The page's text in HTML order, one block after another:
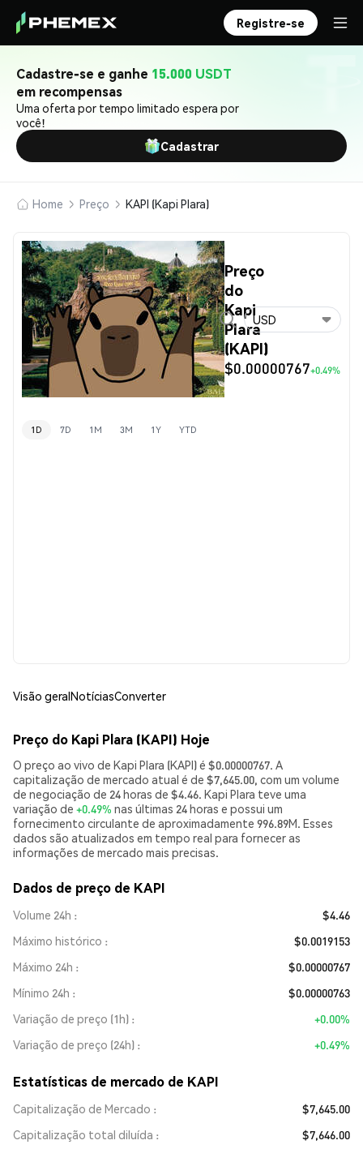
Registre-se
Cadastre-se e ganhe 15.000 USDT
em recompensas
Uma oferta por tempo limitado espera por
você!
Cadastrar
Home Preço KAPI (Kapi Plara)
Preço
do
Kapi
Plara
(KAPI)
$0.00000767+0.49%
USD
1D 7D 1M 3M 1Y YTD
Visão geralNotíciasConverter
Preço do Kapi Plara (KAPI) Hoje
O preço ao vivo de Kapi Plara (KAPI) é $0.00000767. A
capitalização de mercado atual é de $7,645.00, com um volume
de negociação de 24 horas de $4.46. Kapi Plara teve uma
variação de +0.49% nas últimas 24 horas e possui um
fornecimento circulante de aproximadamente 996.89M. Esses
dados são atualizados em tempo real para fornecer as
informações de mercado mais precisas.
Dados de preço de KAPI
Volume 24h
$4.46
Máximo histórico
$0.0019153
Máximo 24h
$0.00000767
Mínimo 24h
$0.00000763
Variação de preço (1h)
+0.00%
Variação de preço (24h)
+0.49%
Estatísticas de mercado de KAPI
Capitalização de Mercado
$7,645.00
Capitalização total diluída
$7,646.00